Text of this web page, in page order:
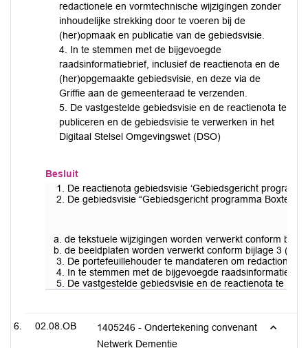
redactionele en vormtechnische wijzigingen zonder
inhoudelijke strekking door te voeren bij de
(her)opmaak en publicatie van de gebiedsvisie.
4. In te stemmen met de bijgevoegde
raadsinformatiebrief, inclusief de reactienota en de
(her)opgemaakte gebiedsvisie, en deze via de
Griffie aan de gemeenteraad te verzenden.
5. De vastgestelde gebiedsvisie en de reactienota te
publiceren en de gebiedsvisie te verwerken in het
Digitaal Stelsel Omgevingswet (DSO)
Besluit
De reactienota gebiedsvisie ‘Gebiedsgericht
De gebiedsvisie “Gebiedsgericht programma Boxtel
a. de tekstuele wijzigingen worden verwerkt conform
b. de beeldplaten worden verwerkt conform bijlage 3
3. De portefeuillehouder te mandateren om redactionele
4. In te stemmen met de bijgevoegde
5. De vastgestelde gebiedsvisie en de reactienota te
02.08.OB
1405246 - Ondertekening convenant
Netwerk Dementie